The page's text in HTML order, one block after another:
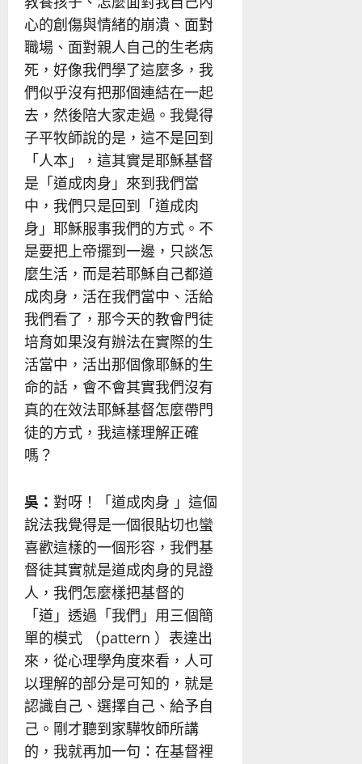
心的創傷與情緒的崩潰、面對
職場、面對親人自己的生老病
死，好像我們學了這麼多，我
們似乎沒有把那個連結在一起
去，然後陪大家走過。我覺得
子平牧師說的是，這不是回到
「人本」，這其實是耶穌基督
是「道成肉身」來到我們當
中，我們只是回到「道成肉
身」耶穌服事我們的方式。不
是要把上帝擺到一邊，只談怎
麼生活，而是若耶穌自己都道
成肉身，活在我們當中、活給
我們看了，那今天的教會門徒
培育如果沒有辦法在實際的生
活當中，活出那個像耶穌的生
命的話，會不會其實我們沒有
真的在效法耶穌基督怎麼帶門
徒的方式，我這樣理解正確
嗎？
吳： 對呀！「道成肉身 」這個
說法我覺得是一個很貼切也蠻
喜歡這樣的一個形容，我們基
督徒其實就是道成肉身的見證
人，我們怎麼樣把基督的
「道」透過「我們」用三個簡
單的模式 （pattern ）表達出
來，從心理學角度來看，人可
以理解的部分是可知的，就是
認識自己、選擇自己、給予自
己。剛才聽到家驊牧師所講
的，我就再加一句：在基督裡